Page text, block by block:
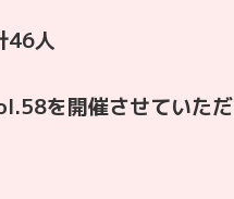
46人
を開催させていただ